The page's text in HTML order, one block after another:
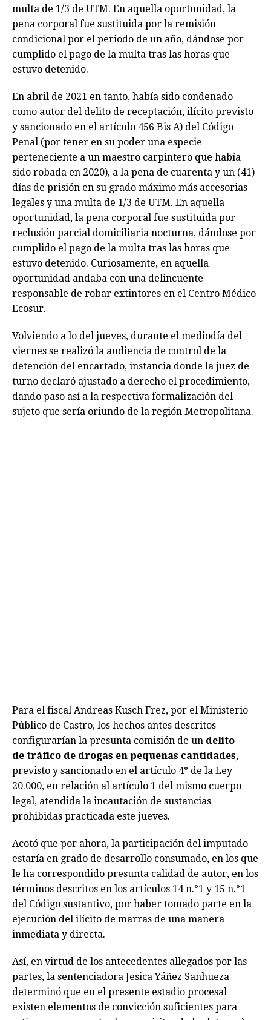
multa de 1/3 de UTM. En aquella oportunidad, la
pena corporal fue sustituida por la remisión
condicional por el periodo de un año, dándose por
cumplido el pago de la multa tras las horas que
estuvo detenido.
En abril de 2021 en tanto, había sido condenado
como autor del delito de receptación, ilícito previsto
y sancionado en el artículo 456 Bis A) del Código
Penal (por tener en su poder una especie
perteneciente a un maestro carpintero que había
sido robada en 2020), a la pena de cuarenta y un (41)
días de prisión en su grado máximo más accesorias
legales y una multa de 1/3 de UTM. En aquella
oportunidad, la pena corporal fue sustituida por
reclusión parcial domiciliaria nocturna, dándose por
cumplido el pago de la multa tras las horas que
estuvo detenido. Curiosamente, en aquella
oportunidad andaba con una delincuente
responsable de robar extintores en el Centro Médico
Ecosur.
Volviendo a lo del jueves, durante el mediodía del
viernes se realizó la audiencia de control de la
detención del encartado, instancia donde la juez de
turno declaró ajustado a derecho el procedimiento,
dando paso así a la respectiva formalización del
sujeto que sería oriundo de la región Metropolitana.
Para el fiscal Andreas Kusch Frez, por el Ministerio
Público de Castro, los hechos antes descritos
configurarían la presunta comisión de un delito
de tráfico de drogas en pequeñas cantidades,
previsto y sancionado en el artículo 4° de la Ley
20.000, en relación al artículo 1 del mismo cuerpo
legal, atendida la incautación de sustancias
prohibidas practicada este jueves.
Acotó que por ahora, la participación del imputado
estaría en grado de desarrollo consumado, en los que
le ha correspondido presunta calidad de autor, en los
términos descritos en los artículos 14 n.°1 y 15 n.°1
del Código sustantivo, por haber tomado parte en la
ejecución del ilícito de marras de una manera
inmediata y directa.
Así, en virtud de los antecedentes allegados por las
partes, la sentenciadora Jesica Yáñez Sanhueza
determinó que en el presente estadio procesal
existen elementos de convicción suficientes para